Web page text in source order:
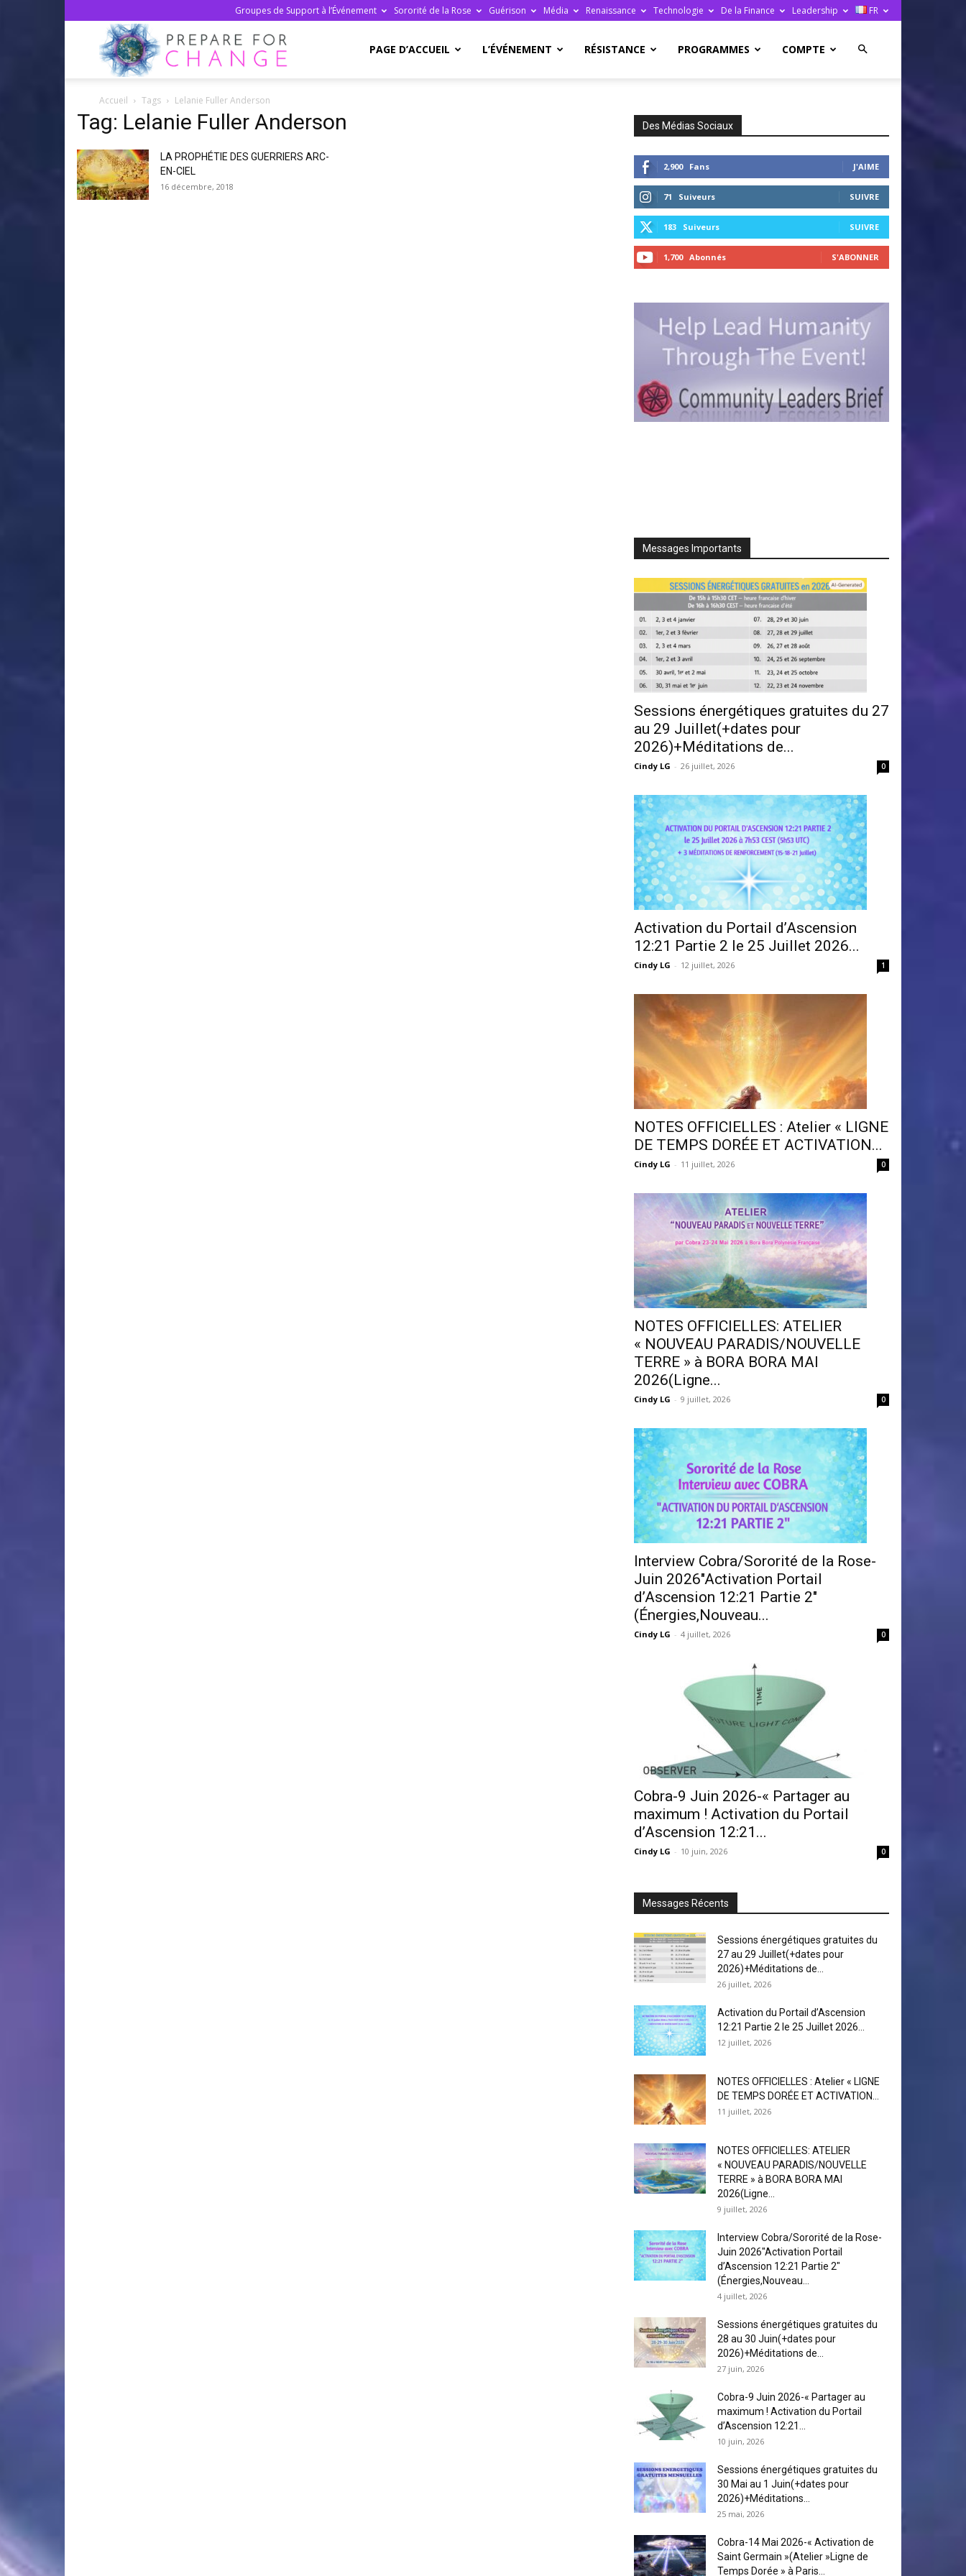
Groupes de Support à l’Événement Sororité de la Rose Guérison Média Renaissance Technologie De la Finance Leadership FR
Change
PAGE D’ACCUEIL L’ÉVÉNEMENT RÉSISTANCE PROGRAMMES COMPTE
Accueil Tags Lelanie Fuller Anderson
Tag: Lelanie Fuller Anderson
LA PROPHÉTIE DES GUERRIERS ARC-
EN-CIEL
16 décembre, 2018
Des Médias Sociaux
2,900 Fans J'AIME
71 Suiveurs SUIVRE
183 Suiveurs SUIVRE
1,700 Abonnés S'ABONNER
Messages Importants
Sessions énergétiques gratuites du 27
au 29 Juillet(+dates pour
2026)+Méditations de...
Cindy LG - 26 juillet, 2026 0
Activation du Portail d’Ascension
12:21 Partie 2 le 25 Juillet 2026...
Cindy LG - 12 juillet, 2026 1
NOTES OFFICIELLES : Atelier « LIGNE
DE TEMPS DORÉE ET ACTIVATION...
Cindy LG - 11 juillet, 2026 0
NOTES OFFICIELLES: ATELIER
« NOUVEAU PARADIS/NOUVELLE
TERRE » à BORA BORA MAI
2026(Ligne...
Cindy LG - 9 juillet, 2026 0
Interview Cobra/Sororité de la Rose-
Juin 2026″Activation Portail
d’Ascension 12:21 Partie 2″
(Énergies,Nouveau...
Cindy LG - 4 juillet, 2026 0
Cobra-9 Juin 2026-« Partager au
maximum ! Activation du Portail
d’Ascension 12:21...
Cindy LG - 10 juin, 2026 0
Messages Récents
Sessions énergétiques gratuites du
27 au 29 Juillet(+dates pour
2026)+Méditations de...
26 juillet, 2026
Activation du Portail d’Ascension
12:21 Partie 2 le 25 Juillet 2026...
12 juillet, 2026
NOTES OFFICIELLES : Atelier « LIGNE
DE TEMPS DORÉE ET ACTIVATION...
11 juillet, 2026
NOTES OFFICIELLES: ATELIER
« NOUVEAU PARADIS/NOUVELLE
TERRE » à BORA BORA MAI
2026(Ligne...
9 juillet, 2026
Interview Cobra/Sororité de la Rose-
Juin 2026″Activation Portail
d’Ascension 12:21 Partie 2″
(Énergies,Nouveau...
4 juillet, 2026
Sessions énergétiques gratuites du
28 au 30 Juin(+dates pour
2026)+Méditations de...
27 juin, 2026
Cobra-9 Juin 2026-« Partager au
maximum ! Activation du Portail
d’Ascension 12:21...
10 juin, 2026
Sessions énergétiques gratuites du
30 Mai au 1 Juin(+dates pour
2026)+Méditations...
25 mai, 2026
Cobra-14 Mai 2026-« Activation de
Saint Germain »(Atelier »Ligne de
Temps Dorée » à Paris...